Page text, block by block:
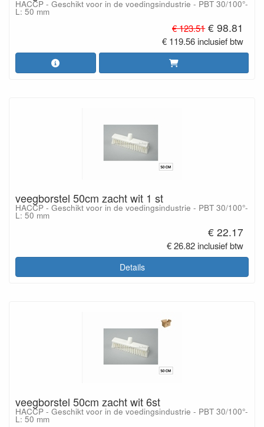
HACCP - Geschikt voor in de voedingsindustrie - PBT 30/100°-
L: 50 mm
€ 123.51 € 98.81
€ 119.56 inclusief btw
veegborstel 50cm zacht wit 1 st
HACCP - Geschikt voor in de voedingsindustrie - PBT 30/100°-
L: 50 mm
€ 22.17
€ 26.82 inclusief btw
Details
veegborstel 50cm zacht wit 6st
HACCP - Geschikt voor in de voedingsindustrie - PBT 30/100°-
L: 50 mm